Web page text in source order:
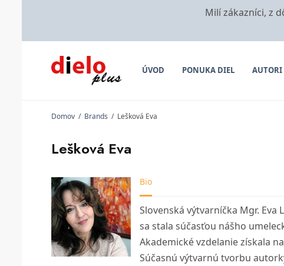
Milí zákazníci, z
ÚVOD PONUKA DIEL AUTORI
Domov / Brands / Lešková Eva
Lešková Eva
Bio
Slovenská výtvarníčka Mgr.
sa stala súčasťou nášho
Akademické vzdelanie získala
Súčasnú výtvarnú tvorbu